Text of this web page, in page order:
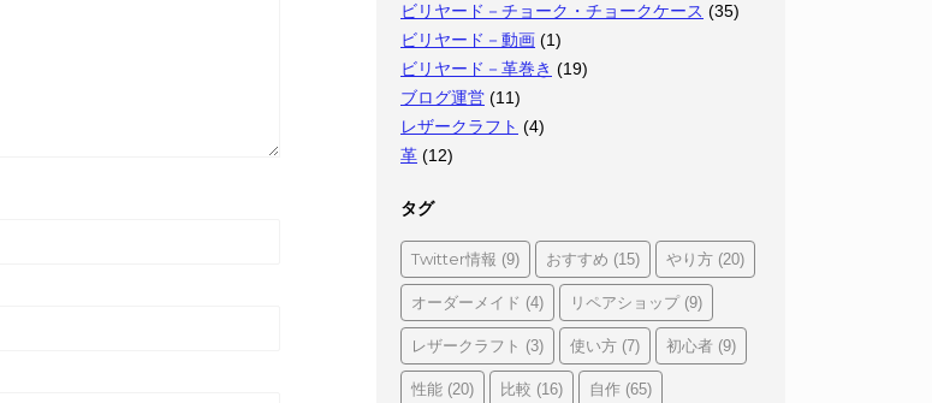
ビリヤード－チョーク・チョークケース (35)
ビリヤード－動画 (1)
ビリヤード－革巻き (19)
ブログ運営 (11)
レザークラフト (4)
革 (12)
タグ
Twitter情報 (9) おすすめ (15) やり方 (20)
オーダーメイド (4) リペアショップ(9)
レザークラフト (3) 使い方 (7) 初心者 (9)
性能 (20) 比較 (16) 自作 (65)